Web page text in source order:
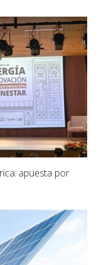
apuesta por